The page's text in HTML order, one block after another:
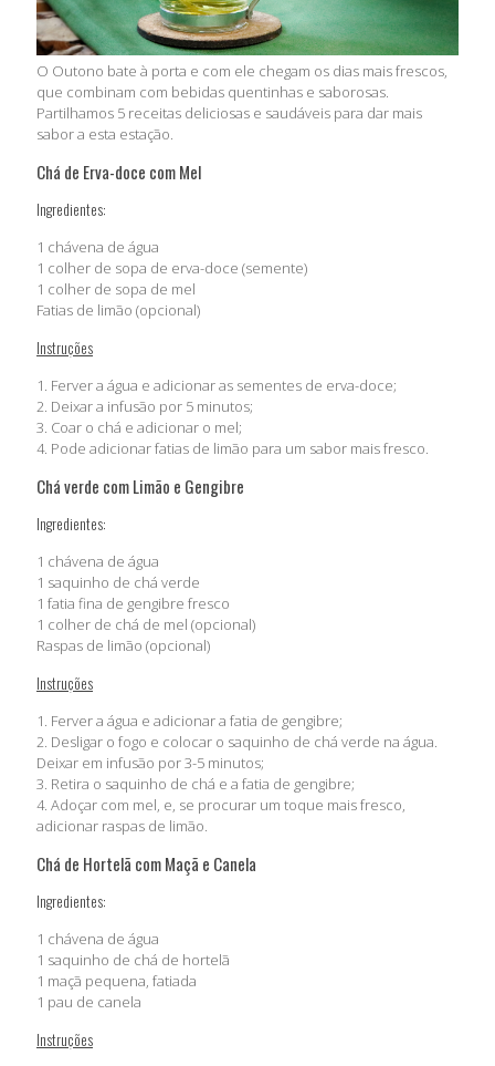
O Outono bate à porta e com ele chegam os dias mais frescos,
que combinam com bebidas quentinhas e saborosas.
Partilhamos 5 receitas deliciosas e saudáveis para dar mais
sabor a esta estação.
Chá de Erva-doce com Mel
Ingredientes:
1 chávena de água
1 colher de sopa de erva-doce (semente)
1 colher de sopa de mel
Fatias de limão (opcional)
Instruções
1. Ferver a água e adicionar as sementes de erva-doce;
2. Deixar a infusão por 5 minutos;
3. Coar o chá e adicionar o mel;
4. Pode adicionar fatias de limão para um sabor mais fresco.
Chá verde com Limão e Gengibre
Ingredientes:
1 chávena de água
1 saquinho de chá verde
1 fatia fina de gengibre fresco
1 colher de chá de mel (opcional)
Raspas de limão (opcional)
Instruções
1. Ferver a água e adicionar a fatia de gengibre;
2. Desligar o fogo e colocar o saquinho de chá verde na água.
Deixar em infusão por 3-5 minutos;
3. Retira o saquinho de chá e a fatia de gengibre;
4. Adoçar com mel, e, se procurar um toque mais fresco,
adicionar raspas de limão.
Chá de Hortelã com Maçã e Canela
Ingredientes:
1 chávena de água
1 saquinho de chá de hortelã
1 maçã pequena, fatiada
1 pau de canela
Instruções